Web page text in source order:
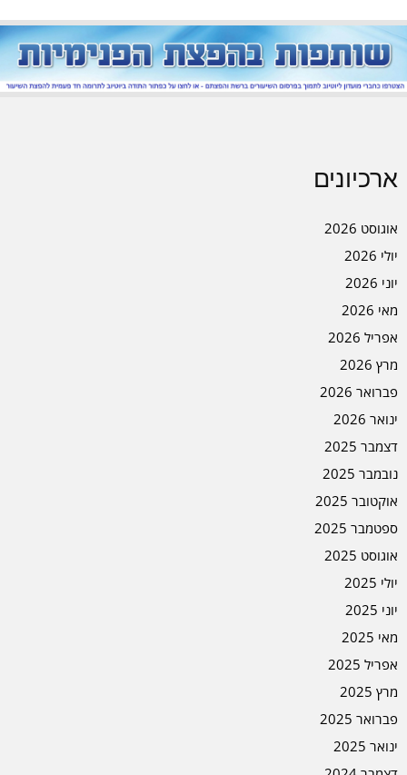
ארכיונים
אוגוסט 2026
יולי 2026
יוני 2026
מאי 2026
אפריל 2026
מרץ 2026
פברואר 2026
ינואר 2026
דצמבר 2025
נובמבר 2025
אוקטובר 2025
ספטמבר 2025
אוגוסט 2025
יולי 2025
יוני 2025
מאי 2025
אפריל 2025
מרץ 2025
פברואר 2025
ינואר 2025